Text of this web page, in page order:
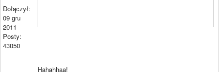
Dołączył:
09 gru
2011
Posty:
43050
Hahahhaa!